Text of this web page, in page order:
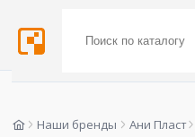
Наши бренды Ани Пласт